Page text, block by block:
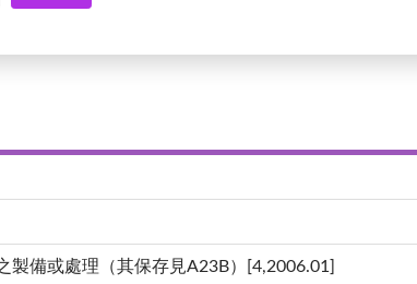
製備或處理（其保存見A23B）[4,2006.01]